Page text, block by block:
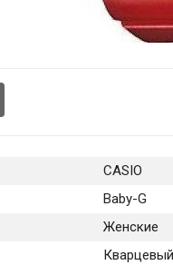
CASIO
Baby-G
Женские
Кварцевый